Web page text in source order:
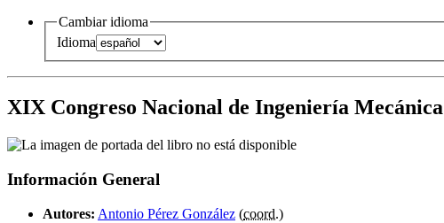
Cambiar idioma
Idioma
XIX Congreso Nacional de Ingeniería Mecánica
Información General
Autores: Antonio Pérez González (coord.)